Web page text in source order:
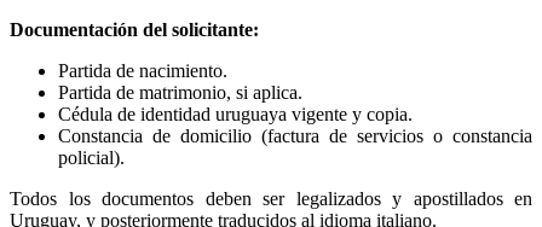
Documentación del solicitante:
Partida de nacimiento.
Partida de matrimonio, si aplica.
Cédula de identidad uruguaya vigente y copia.
Constancia de domicilio (factura de servicios o constancia
policial).
Todos los documentos deben ser legalizados y apostillados en
Uruguay, y posteriormente traducidos al idioma italiano.